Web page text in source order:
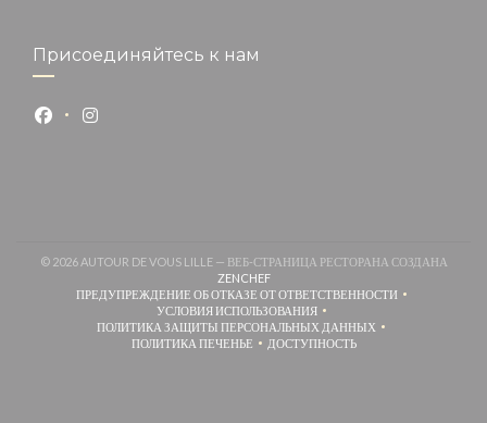
Присоединяйтесь к нам
Facebook ((открывается в новом окне))
Instagram ((открывается в новом окне))
© 2026 AUTOUR DE VOUS LILLE — ВЕБ-СТРАНИЦА РЕСТОРАНА СОЗДАНА
ZENCHEF((ОТКРЫВАЕТСЯ В НОВОМ ОКНЕ))
ПРЕДУПРЕЖДЕНИЕ ОБ ОТКАЗЕ ОТ ОТВЕТСТВЕННОСТИ
((ОТКРЫВАЕТСЯ В НОВОМ ОКНЕ))
УСЛОВИЯ ИСПОЛЬЗОВАНИЯ((ОТКРЫВАЕТСЯ В НОВОМ ОКНЕ))
ПОЛИТИКА ЗАЩИТЫ ПЕРСОНАЛЬНЫХ ДАННЫХ
((ОТКРЫВАЕТСЯ В НОВОМ ОКНЕ))
ПОЛИТИКА ПЕЧЕНЬЕ((ОТКРЫВАЕТСЯ В НОВОМ ОКНЕ))
ДОСТУПНОСТЬ
((ОТКРЫВАЕТСЯ В НОВОМ